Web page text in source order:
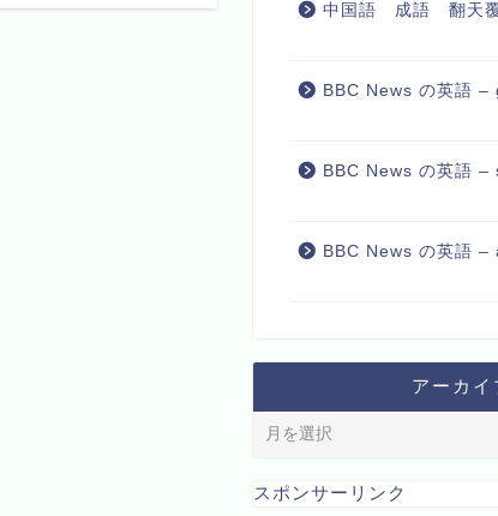
中国語 成語 翻天
BBC News の英語 –
BBC News の英語 –
BBC News の英語 –
アーカイ
スポンサーリンク